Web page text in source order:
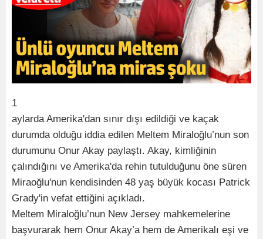
1
aylarda Amerika'dan sınır dışı edildiği ve kaçak
durumda olduğu iddia edilen Meltem Miraloğlu’nun son
durumunu Onur Akay paylaştı. Akay, kimliğinin
çalındığını ve Amerika'da rehin tutulduğunu öne süren
Miraoğlu'nun kendisinden 48 yaş büyük kocası Patrick
Grady'in vefat ettiğini açıkladı.
Meltem Miraloğlu’nun New Jersey mahkemelerine
başvurarak hem Onur Akay’a hem de Amerikalı eşi ve